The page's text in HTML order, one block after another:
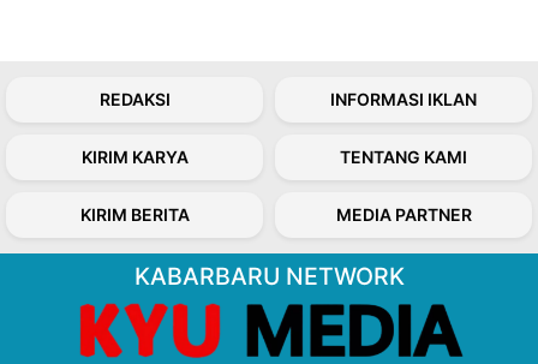
REDAKSI INFORMASI IKLAN
KIRIM KARYA TENTANG KAMI
KIRIM BERITA MEDIA PARTNER
KABARBARU NETWORK